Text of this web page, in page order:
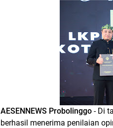
AESENNEWS Probolinggo - Di
berhasil menerima penilaian